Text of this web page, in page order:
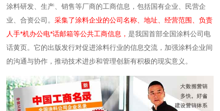
涂料研发、生产、销售等厂商的工商信息，包括国有企业、民营企
业、合资公司。采集了涂料企业的公司名称、地址、经营范围、负责
人手*机办公电*话邮箱等公共工商信息，是我国首部全国涂料公司电
话黄页。它的出版发行对促进涂料行业的信息交流，加强涂料企业间
的沟通与协作，推动技术进步和管理创新有积极的现实意义。